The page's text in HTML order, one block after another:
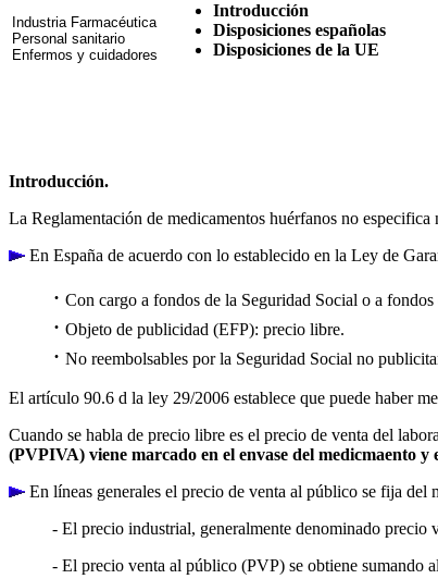
Industria Farmacéutica
Personal sanitario
Enfermos y cuidadores
Introducción
Disposiciones españolas
Disposiciones de la UE
Introducción.
La Reglamentación de medicamentos huérfanos no
En España de acuerdo con lo establecido en la Ley de
· Con cargo a fondos de la Seguridad Social o a
· Objeto de publicidad (EFP): precio libre.
· No reembolsables por la Seguridad Social no
El artículo 90.6 d la ley 29/2006 establece que puede haber
Cuando se habla de precio libre es el precio de venta del
(PVPIVA) viene marcado en el envase del medicmaento y
En líneas generales el precio de venta al público se fija del
- El precio industrial, generalmente denominado precio
- El precio venta al público (PVP) se obtiene sumando